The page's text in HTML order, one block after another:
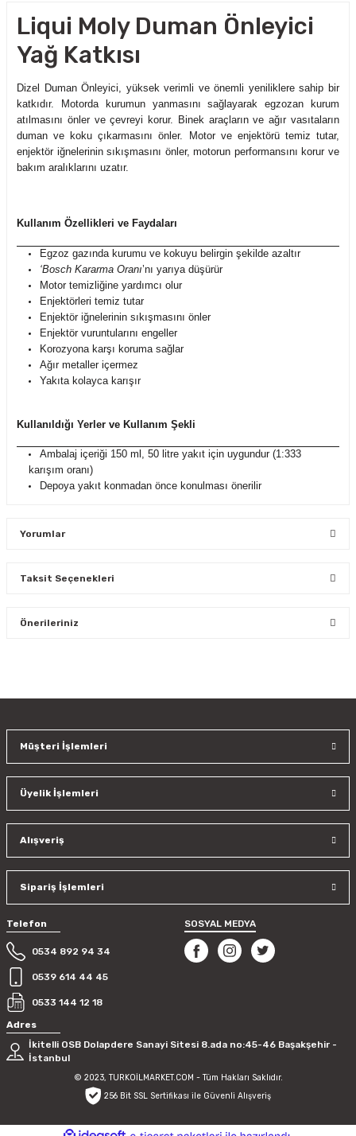
Liqui Moly Duman Önleyici
Yağ Katkısı
Dizel Duman Önleyici, yüksek verimli ve önemli yeniliklere sahip bir
katkıdır. Motorda kurumun yanmasını sağlayarak egzozan kurum
atılmasını önler ve çevreyi korur. Binek araçların ve ağır vasıtaların
duman ve koku çıkarmasını önler. Motor ve enjektörü temiz tutar,
enjektör iğnelerinin sıkışmasını önler, motorun performansını korur ve
bakım aralıklarını uzatır.
Kullanım Özellikleri ve Faydaları
Egzoz gazında kurumu ve kokuyu belirgin şekilde azaltır
‘Bosch Kararma Oranı’nı yarıya düşürür
Motor temizliğine yardımcı olur
Enjektörleri temiz tutar
Enjektör iğnelerinin sıkışmasını önler
Enjektör vuruntularını engeller
Korozyona karşı koruma sağlar
Ağır metaller içermez
Yakıta kolayca karışır
Kullanıldığı Yerler ve Kullanım Şekli
Ambalaj içeriği 150 ml, 50 litre yakıt için uygundur (1:333
karışım oranı)
Depoya yakıt konmadan önce konulması önerilir
Yorumlar
Taksit Seçenekleri
Önerileriniz
Ürün resmi kalitesiz, bozuk veya görüntülenemiyor.
Ürün bilgilerinde hatalar bulunuyor.
Bu ürüne benzer farklı alternatifler olmalı.
Gönder
Müşteri İşlemleri
Üyelik İşlemleri
Alışveriş
Sipariş İşlemleri
Telefon
0534 892 94 34
0539 614 44 45
0533 144 12 18
SOSYAL MEDYA
Adres
İkitelli OSB Dolapdere Sanayi Sitesi 8.ada no:45-46 Başakşehir -
İstanbul
© 2023, TURKOİLMARKET.COM - Tüm Hakları Saklıdır.
256 Bit SSL Sertifikası ile Güvenli Alışveriş